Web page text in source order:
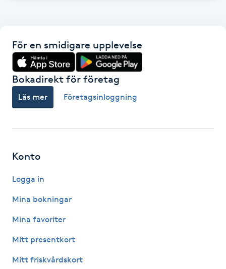
Kiropraktik
Klangmassage
Klippning
Klippning ungdom
Kosmetisk tatuering
Kostrådgivning
För en smidigare upplevelse
Bokadirekt för företag
Läs mer Företagsinloggning
Konto
Logga in
Mina bokningar
Mina favoriter
Mitt presentkort
Mitt friskvårdskort